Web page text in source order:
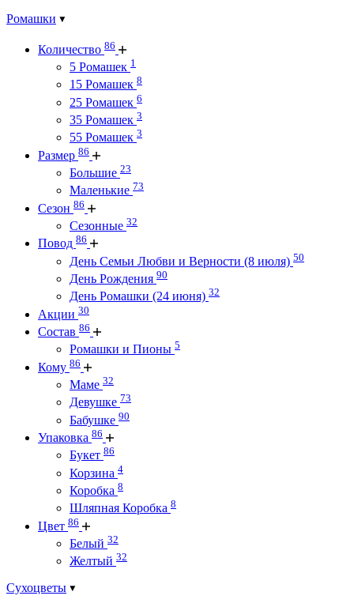
Ромашки
Количество 86
5 Ромашек 1
15 Ромашек 8
25 Ромашек 6
35 Ромашек 3
55 Ромашек 3
Размер 86
Большие 23
Маленькие 73
Сезон 86
Сезонные 32
Повод 86
День Семьи Любви и Верности (8 июля) 50
День Рождения 90
День Ромашки (24 июня) 32
Акции 30
Состав 86
Ромашки и Пионы 5
Кому 86
Маме 32
Девушке 73
Бабушке 90
Упаковка 86
Букет 86
Корзина 4
Коробка 8
Шляпная Коробка 8
Цвет 86
Белый 32
Желтый 32
Сухоцветы